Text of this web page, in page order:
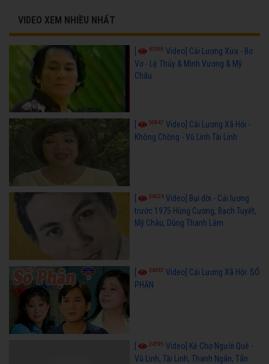
VIDEO XEM NHIỀU NHẤT
[ 67095 Video] Cải Lương Xưa - Bơ
Vơ - Lệ Thủy & Minh Vương & Mỹ
Châu
50847 Video] Cải Lương Xã Hội -
Không Chồng - Vũ Linh Tài Linh
36026 Video] Bụi đời - Cải lương
trước 1975 Hùng Cường, Bạch Tuyết,
Mỹ Châu, Dũng Thanh Lâm
34592 Video] Cải Lương Xã Hội: SỐ
PHẬN
24595 Video] Kẻ Chợ Người Quê -
Vũ Linh, Tài Linh, Thanh Ngân, Tấn